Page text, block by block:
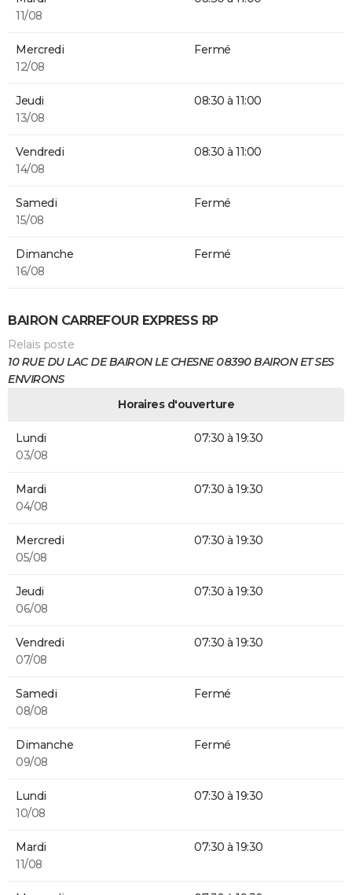
11/08
Mercredi
12/08
Fermé
Jeudi
13/08
08:30 à 11:00
Vendredi
14/08
08:30 à 11:00
Samedi
15/08
Fermé
Dimanche
16/08
Fermé
BAIRON CARREFOUR EXPRESS RP
Relais poste
10 RUE DU LAC DE BAIRON LE CHESNE 08390 BAIRON ET SES
ENVIRONS
Horaires d'ouverture
Lundi
03/08
07:30 à 19:30
Mardi
04/08
07:30 à 19:30
Mercredi
05/08
07:30 à 19:30
Jeudi
06/08
07:30 à 19:30
Vendredi
07/08
07:30 à 19:30
Samedi
08/08
Fermé
Dimanche
09/08
Fermé
Lundi
10/08
07:30 à 19:30
Mardi
11/08
07:30 à 19:30